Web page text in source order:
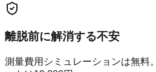
離脱前に解消する不安
測量費用シミュレーションは無料